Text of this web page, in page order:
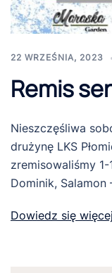
22 WRZEŚNIA, 2023
Remis
Nieszczęśliwa
drużynę LKS
zremisowaliśmy 1-
Dominik, Salamon
Dowiedz się więcej